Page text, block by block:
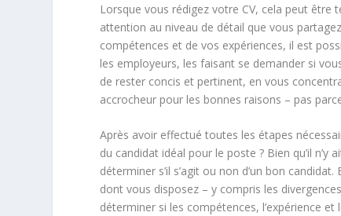
Lorsque vous rédigez votre CV, cela peut
attention au niveau de détail que vous
compétences et de vos expériences, il est
les employeurs, les faisant se demander si
de rester concis et pertinent, en vous
accrocheur pour les bonnes raisons – pas
Après avoir effectué toutes les étapes
du candidat idéal pour le poste ? Bien qu’il
déterminer s’il s’agit ou non d’un bon
dont vous disposez – y compris les
déterminer si les compétences, l’expérience